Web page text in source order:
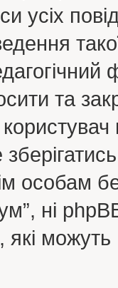
усіх
та
особам
ні
які